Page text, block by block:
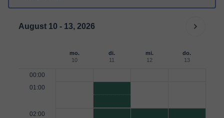
August 10 - 13, 2026
mo.
10
di.
11
mi.
12
do.
13
00:00
01:00
02:00